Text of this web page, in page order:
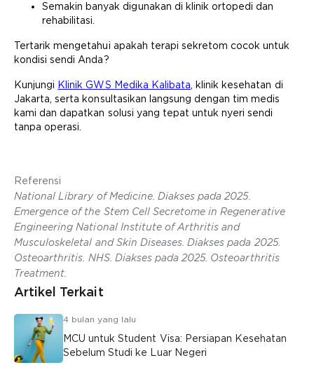
Semakin banyak digunakan di klinik ortopedi dan
rehabilitasi.
Tertarik mengetahui apakah terapi sekretom cocok untuk
kondisi sendi Anda?
Kunjungi Klinik GWS Medika Kalibata , klinik kesehatan di
Jakarta, serta konsultasikan langsung dengan tim medis
kami dan dapatkan solusi yang tepat untuk nyeri sendi
tanpa operasi.
Referensi
National Library of Medicine. Diakses pada 2025.
Emergence of the Stem Cell Secretome in Regenerative
Engineering National Institute of Arthritis and
Musculoskeletal and Skin Diseases. Diakses pada 2025.
Osteoarthritis. NHS. Diakses pada 2025. Osteoarthritis
Treatment.
Artikel Terkait
4 bulan yang lalu
MCU untuk Student Visa: Persiapan Kesehatan
Sebelum Studi ke Luar Negeri